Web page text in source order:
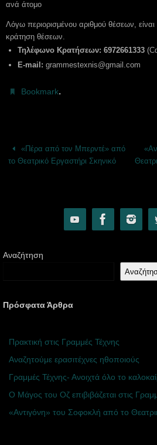
ανά άτομο
Λόγω περιορισμένου αριθμού θέσεων,
κράτηση θέσεων.
Τηλέφωνο Κρατήσεων: 6972661333
E-mail: grammestexnis@gmail.com
Bookmark.
«Πέρα από τον Μπερντέ» από
το Θεατρικό Εργαστήρι Σκηνικό
Αναζήτηση
Πρόσφατα Άρθρα
Πρακτική στις Γραμμές Τέχνης
Αναζητούμε ερασιτέχνες ηθοποιούς
Γραμμές Τέχνης- Ανοιχτά όλο το
Ο Μάγος του Οζ επιβιβάζεται στις
«Αντιγόνη» του Σοφοκλή από το